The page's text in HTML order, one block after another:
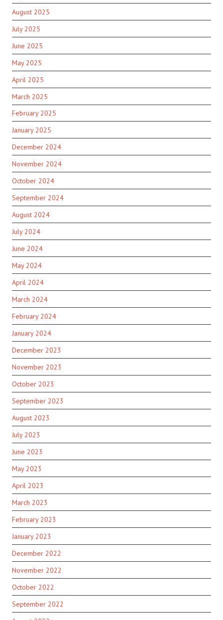
August 2025
July 2025
June 2025
May 2025
April 2025
March 2025
February 2025
January 2025
December 2024
November 2024
October 2024
September 2024
August 2024
July 2024
June 2024
May 2024
April 2024
March 2024
February 2024
January 2024
December 2023
November 2023
October 2023
September 2023
August 2023
July 2023
June 2023
May 2023
April 2023
March 2023
February 2023
January 2023
December 2022
November 2022
October 2022
September 2022